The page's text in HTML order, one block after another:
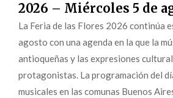
2026 – Miércoles 5 de
La Feria de las Flores 2026 continúa
agosto con una agenda en la que la
antioqueñas y las expresiones
protagonistas. La programación del
musicales en las comunas Buenos